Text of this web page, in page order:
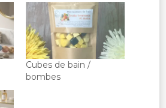
Cubes de bain /
bombes